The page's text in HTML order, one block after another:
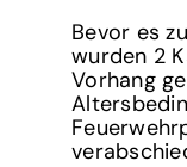
Bevor es
wurden 2
Vorhang